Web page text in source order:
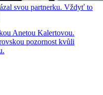
svou partnerku. Vždyť to
Anetou Kalertovou.
pozornost kvůli